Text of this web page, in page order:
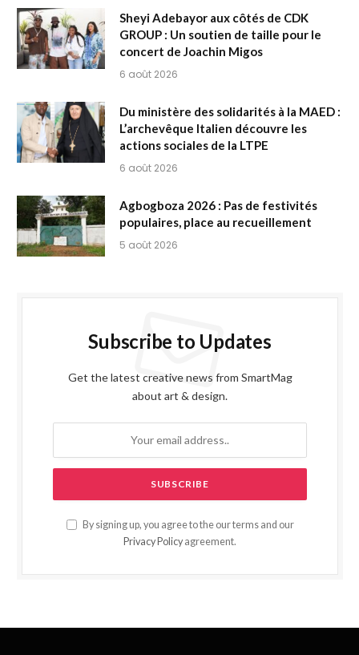
Sheyi Adebayor aux côtés de CDK
GROUP : Un soutien de taille pour le
concert de Joachin Migos
6 août 2026
Du ministère des solidarités à la MAED :
L’archevêque Italien découvre les
actions sociales de la LTPE
6 août 2026
Agbogboza 2026 : Pas de festivités
populaires, place au recueillement
5 août 2026
Subscribe to Updates
Get the latest creative news from SmartMag
about art & design.
By signing up, you agree to the our terms and our
Privacy Policy agreement.